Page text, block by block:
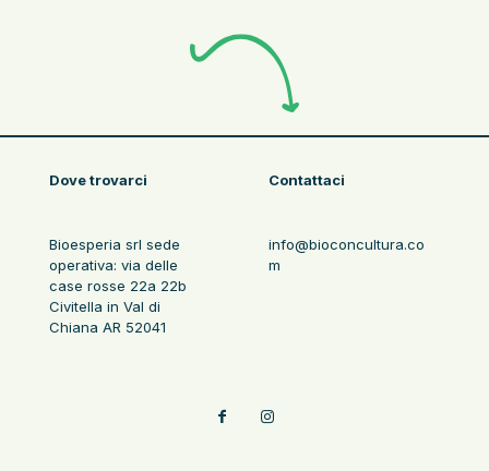
Dove trovarci
Bioesperia srl sede
operativa: via delle
case rosse 22a 22b
Civitella in Val di
Chiana AR 52041
Contattaci
info@bioconcultura.co
m